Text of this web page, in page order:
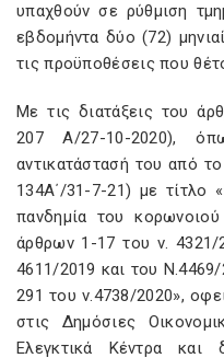
υπαχθούν σε ρύθμιση
εβδομήντα δύο (72)
τις προϋποθέσεις που
Με τις διατάξεις του
207 Α/27-10-2020),
αντικατάστασή του από
134Α΄/31-7-21) με τίτλο
πανδημία του
άρθρων 1-17 του ν.
4611/2019 και του
291 του ν.4738/2020»,
στις Δημόσιες
Ελεγκτικά Κέντρα και